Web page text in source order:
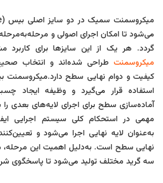
می‌شود تا امکان اجرای اصولی و
گردد. هر یک از این سایزها برای
میکروسمنت طراحی شده‌اند و انتخاب
کیفیت و دوام نهایی سطح دارد.میکروسمنت
استفاده قرار می‌گیرد و وظیفه ایجاد
آماده‌سازی سطح برای اجرای لایه‌های بعدی
مهمی در استحکام کلی سیستم اجرایی
به‌عنوان لایه نهایی اجرا می‌شود و
نهایی سطح است. به‌دلیل اهمیت این
سه گرید مختلف تولید می‌شود تا پاسخگوی